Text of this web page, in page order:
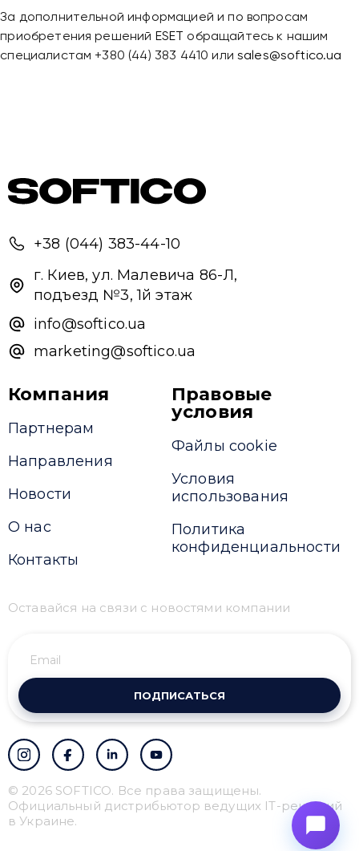
За дополнительной информацией и по вопросам
приобретения решений ESET
обращайтесь к нашим
специалистам +380 (44) 383 4410 илиsales@softico.ua
+38 (044) 383-44-10
г. Киев, ул. Малевича 86-Л,
подъезд №3, 1й этаж
info@softico.ua
marketing@softico.ua
Компания
Партнерам
Направления
Новости
О нас
Контакты
Правовые
условия
Файлы cookie
Условия
использования
Политика
конфиденциальности
Оставайся на связи с новостями компании
ПОДПИСАТЬСЯ
© 2026 SOFTICO. Все права защищены.
Официальный дистрибьютор ведущих IT-решений
в Украине.